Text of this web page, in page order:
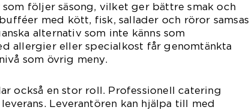
följer säsong, vilket ger bättre smak och
med kött, fisk, sallader och röror samsas
alternativ som inte känns som
allergier eller specialkost får genomtänkta
som övrig meny.
också en stor roll. Professionell catering
Leverantören kan hjälpa till med